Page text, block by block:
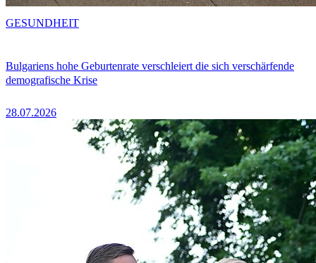
Bulgariens hohe Geburtenrate verschleiert die sich verschärfende
demografische Krise
28.07.2026
GESUNDHEIT